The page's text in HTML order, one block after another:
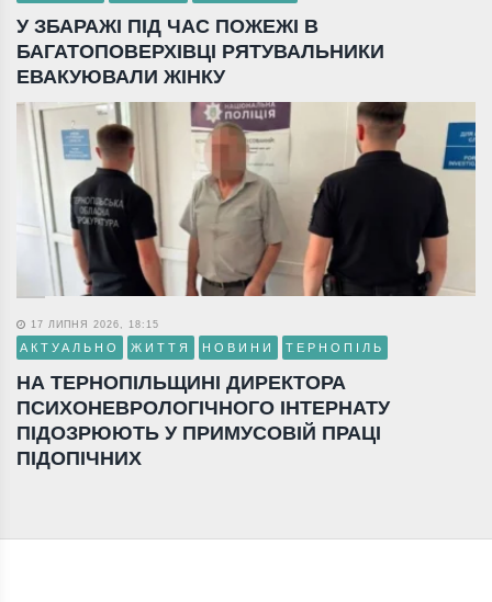
У ЗБАРАЖІ ПІД ЧАС ПОЖЕЖІ В
БАГАТОПОВЕРХІВЦІ РЯТУВАЛЬНИКИ
ЕВАКУЮВАЛИ ЖІНКУ
17 ЛИПНЯ 2026, 18:15
АКТУАЛЬНО ЖИТТЯ НОВИНИ ТЕРНОПІЛЬ
НА ТЕРНОПІЛЬЩИНІ ДИРЕКТОРА
ПСИХОНЕВРОЛОГІЧНОГО ІНТЕРНАТУ
ПІДОЗРЮЮТЬ У ПРИМУСОВІЙ ПРАЦІ
ПІДОПІЧНИХ